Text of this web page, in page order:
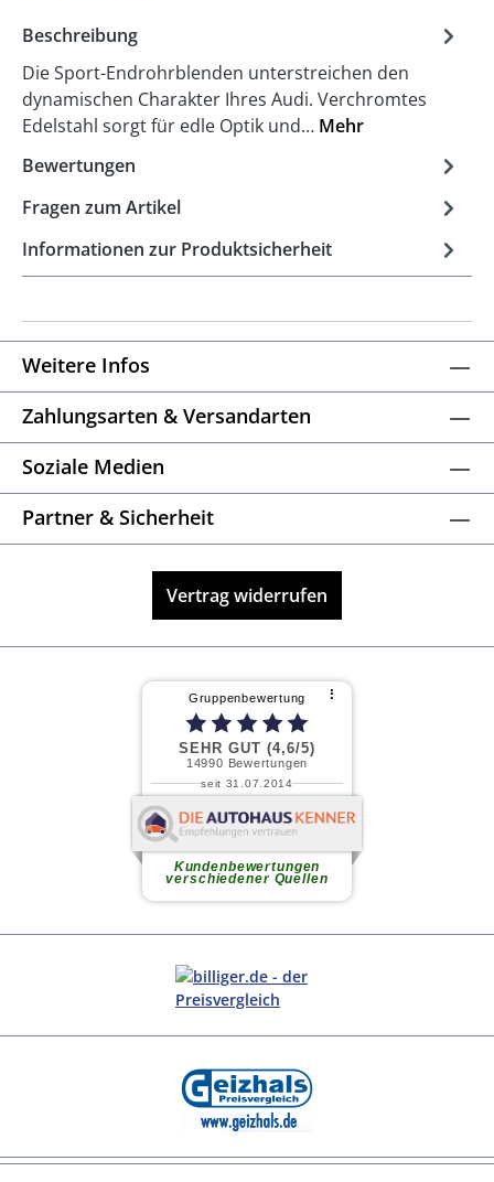
Beschreibung
Die Sport-Endrohrblenden unterstreichen den
dynamischen Charakter Ihres Audi. Verchromtes
Edelstahl sorgt für edle Optik und… Mehr
Bewertungen
Fragen zum Artikel
Informationen zur Produktsicherheit
Weitere Infos
Zahlungsarten & Versandarten
Soziale Medien
Partner & Sicherheit
Vertrag widerrufen